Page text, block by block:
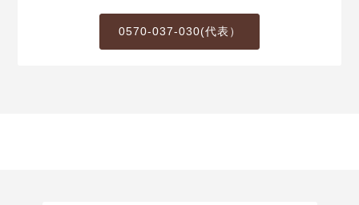
0570-037-030(代表）